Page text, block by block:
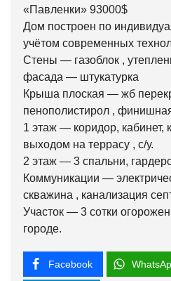
«Павленки» 93000$
Дом построен по
учётом современных
Стены — газоблок ,
фасада — штукатурка
Крыша плоская — жб
пенополистирол ,
1 этаж — коридор, кабинет,
выходом на террасу , с/у.
2 этаж — 3 спальни,
Коммуникации —
скважина , канализация
Участок — 3 сотки
городе.
Facebook